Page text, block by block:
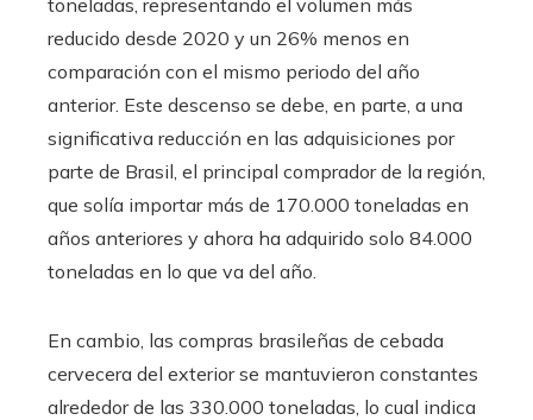
reducido desde 2020 y un 26% menos en
comparación con el mismo periodo del año
anterior. Este descenso se debe, en parte, a una
significativa reducción en las adquisiciones por
parte de Brasil, el principal comprador de la región,
que solía importar más de 170.000 toneladas en
años anteriores y ahora ha adquirido solo 84.000
toneladas en lo que va del año.
En cambio, las compras brasileñas de cebada
cervecera del exterior se mantuvieron constantes
alrededor de las 330.000 toneladas, lo cual indica